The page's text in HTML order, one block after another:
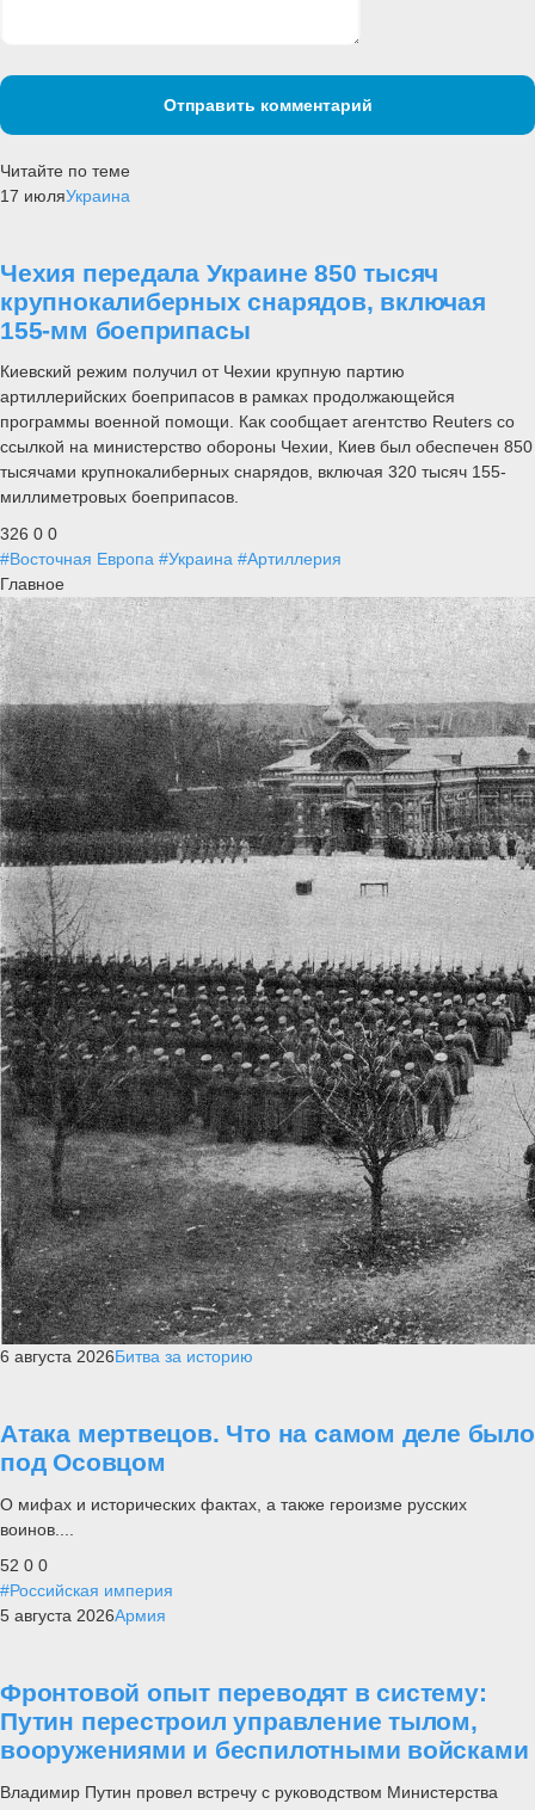
Отправить комментарий
Читайте по теме
17 июляУкраина
Чехия передала Украине 850 тысяч
крупнокалиберных снарядов, включая
155-мм боеприпасы
Киевский режим получил от Чехии крупную партию
артиллерийских боеприпасов в рамках продолжающейся
программы военной помощи. Как сообщает агентство Reuters со
ссылкой на министерство обороны Чехии, Киев был обеспечен 850
тысячами крупнокалиберных снарядов, включая 320 тысяч 155-
миллиметровых боеприпасов.
326 0 0
#Восточная Европа #Украина #Артиллерия
Главное
6 августа 2026Битва за историю
Атака мертвецов. Что на самом деле было
под Осовцом
О мифах и исторических фактах, а также героизме русских
воинов....
52 0 0
#Российская империя
5 августа 2026Армия
Фронтовой опыт переводят в систему:
Путин перестроил управление тылом,
вооружениями и беспилотными войсками
Владимир Путин провел встречу с руководством Министерства